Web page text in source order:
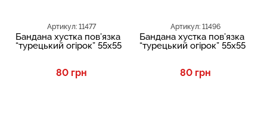
Артикул: 11477
Бандана хустка пов’язка
“турецький огірок” 55х55
80 грн
Артикул: 11496
Бандана хустка пов’язка
“турецький огірок” 55х55
80 грн